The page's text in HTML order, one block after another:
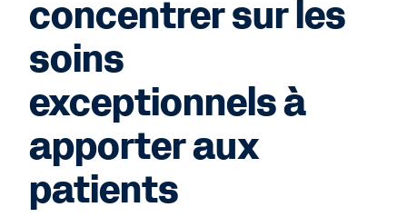
concentrer sur les
soins
exceptionnels à
apporter aux
patients